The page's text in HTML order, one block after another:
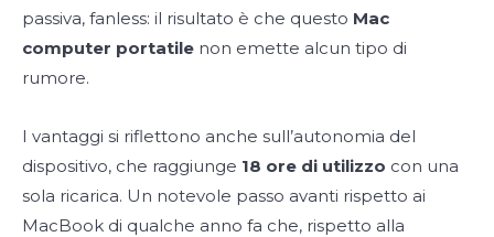
passiva, fanless: il risultato è che questo Mac
computer portatile non emette alcun tipo di
rumore.
I vantaggi si riflettono anche sull’autonomia del
dispositivo, che raggiunge 18 ore di utilizzo con una
sola ricarica. Un notevole passo avanti rispetto ai
MacBook di qualche anno fa che, rispetto alla